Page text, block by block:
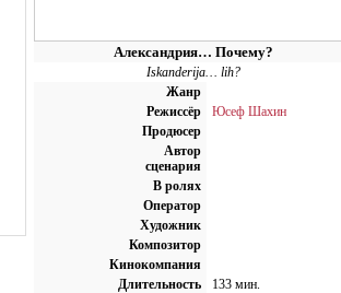
Александрия… Почему?
Iskanderija… lih?
Жанр
Режиссёр
Юсеф Шахин
Продюсер
Автор
сценария
В ролях
Оператор
Художник
Композитор
Кинокомпания
Длительность
133 мин.